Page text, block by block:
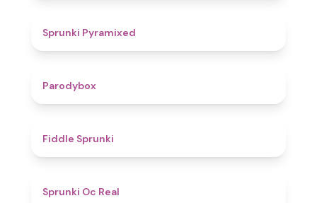
Sprunki Pyramixed
Parodybox
Fiddle Sprunki
Sprunki Oc Real